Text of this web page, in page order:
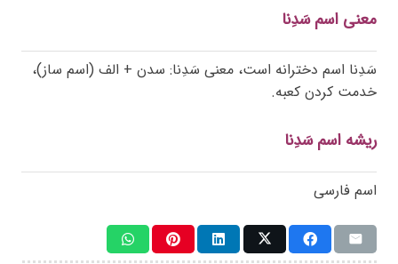
معنی اسم سَدِنا
سَدِنا اسم دخترانه است، معنی سَدِنا: سدن + الف (اسم ساز)،
خدمت کردن کعبه.
ریشه اسم سَدِنا
اسم فارسی